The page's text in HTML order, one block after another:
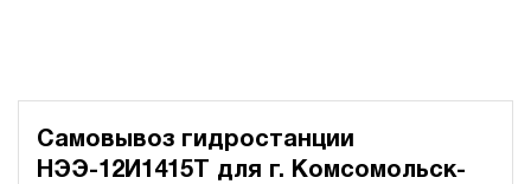
Самовывоз гидростанции
НЭЭ-12И1415Т для г. Комсомольск-